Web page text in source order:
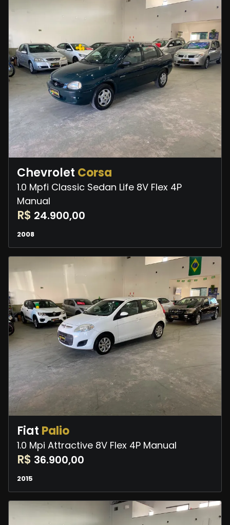
Chevrolet Corsa
1.0 Mpfi Classic Sedan Life 8V Flex 4P
Manual
R$ 24.900,00
2008
Fiat Palio
1.0 Mpi Attractive 8V Flex 4P Manual
R$ 36.900,00
2015